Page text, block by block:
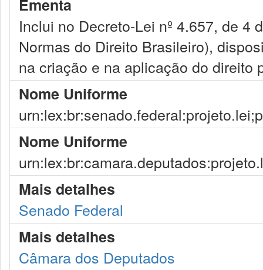
Ementa
Inclui no Decreto-Lei nº 4.657, de 4
Normas do Direito Brasileiro),
na criação e na aplicação do direito
Nome Uniforme
Nome Uniforme
Mais detalhes
Senado Federal
Mais detalhes
Câmara dos Deputados